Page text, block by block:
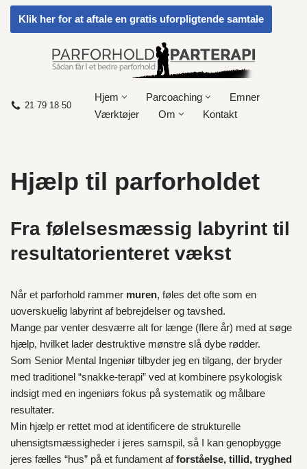
Spring
Klik her for at aftale en gratis uforpligtende samtale
21 79 18 50
Hjem Parcoaching
Emner
Værktøjer
Om Kontakt
Hjælp til parforholdet
Fra følelsesmæssig labyrint til
resultatorienteret vækst
Når et parforhold rammer muren, føles det ofte som en
uoverskuelig labyrint af bebrejdelser og tavshed.
Mange par venter desværre alt for længe (flere år) med at søge
hjælp, hvilket lader destruktive mønstre slå dybe rødder.
Som Senior Mental Ingeniør tilbyder jeg en tilgang, der bryder
med traditionel “snakke-terapi” ved at kombinere psykologisk
indsigt med en ingeniørs fokus på systematik og målbare
resultater.
Min hjælp er rettet mod at identificere de strukturelle
uhensigtsmæssigheder i jeres samspil, så I kan genopbygge
jeres fælles “hus” på et fundament afforståelse, tillid, tryghed